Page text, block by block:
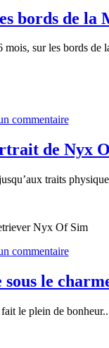
bords de la
sur les bords de
commentaire
de Nyx
traits
commentaire
le
le plein de